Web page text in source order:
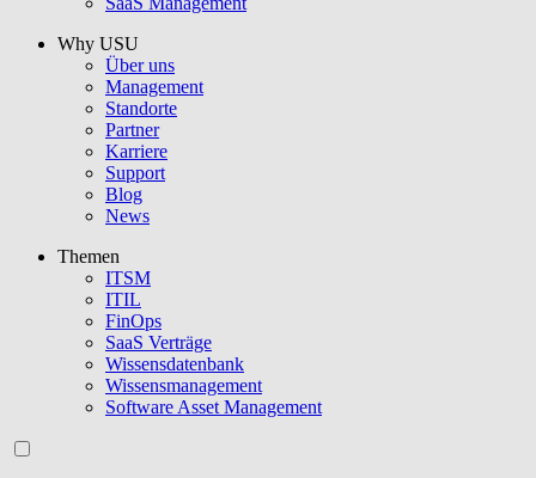
Why USU
Über uns
Management
Standorte
Partner
Karriere
Support
Blog
News
Themen
ITSM
ITIL
FinOps
SaaS Verträge
Wissensdatenbank
Wissensmanagement
Software Asset Management